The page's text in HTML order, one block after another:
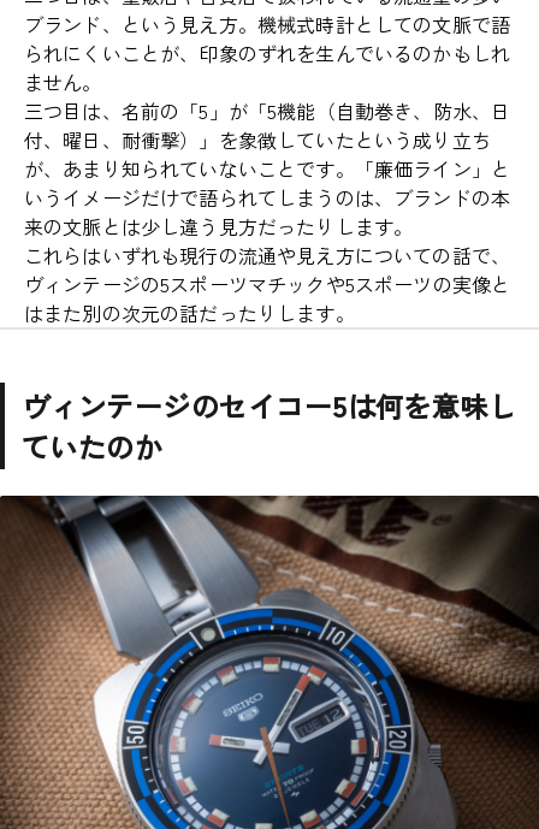
ブランド、という見え方。機械式時計としての文脈で語
られにくいことが、印象のずれを生んでいるのかもしれ
ません。
三つ目は、名前の「5」が「5機能（自動巻き、防水、日
付、曜日、耐衝撃）」を象徴していたという成り立ち
が、あまり知られていないことです。「廉価ライン」と
いうイメージだけで語られてしまうのは、ブランドの本
来の文脈とは少し違う見方だったりします。
これらはいずれも現行の流通や見え方についての話で、
ヴィンテージの5スポーツマチックや5スポーツの実像と
はまた別の次元の話だったりします。
ヴィンテージのセイコー5は何を意味し
ていたのか